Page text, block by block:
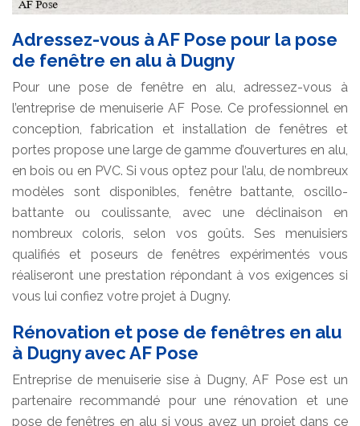
Adressez-vous à AF Pose pour la pose
de fenêtre en alu à Dugny
Pour une pose de fenêtre en alu, adressez-vous à
l’entreprise de menuiserie AF Pose. Ce professionnel en
conception, fabrication et installation de fenêtres et
portes propose une large de gamme d’ouvertures en alu,
en bois ou en PVC. Si vous optez pour l’alu, de nombreux
modèles sont disponibles, fenêtre battante, oscillo-
battante ou coulissante, avec une déclinaison en
nombreux coloris, selon vos goûts. Ses menuisiers
qualifiés et poseurs de fenêtres expérimentés vous
réaliseront une prestation répondant à vos exigences si
vous lui confiez votre projet à Dugny.
Rénovation et pose de fenêtres en alu
à Dugny avec AF Pose
Entreprise de menuiserie sise à Dugny, AF Pose est un
partenaire recommandé pour une rénovation et une
pose de fenêtres en alu si vous avez un projet dans ce